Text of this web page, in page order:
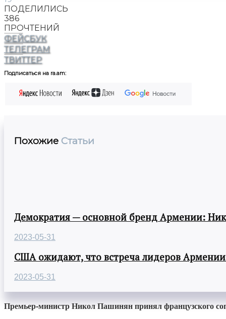
ПОДЕЛИЛИСЬ
386
ПРОЧТЕНИЙ
ФЕЙСБУК
ТЕЛЕГРАМ
ТВИТТЕР
Подписаться на ra.am:
Похожие Статьи
Демократия — основной бренд Армении:
2023-05-31
США ожидают, что встреча лидеров
2023-05-31
Премьер-министр Никол Пашинян принял французского